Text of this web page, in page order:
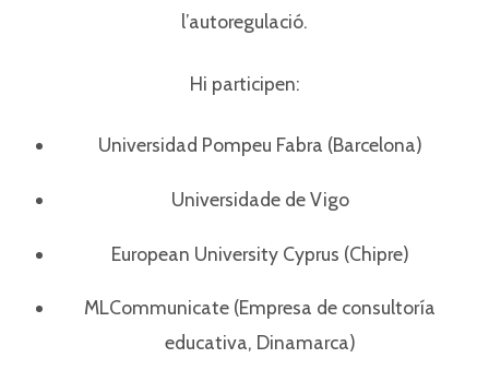
l’autoregulació.
Hi participen:
Universidad Pompeu Fabra (Barcelona)
Universidade de Vigo
European University Cyprus (Chipre)
MLCommunicate (Empresa de consultoría
educativa, Dinamarca)